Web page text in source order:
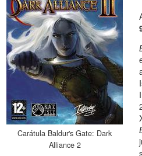
Carátula Baldur's Gate: Dark
Alliance 2